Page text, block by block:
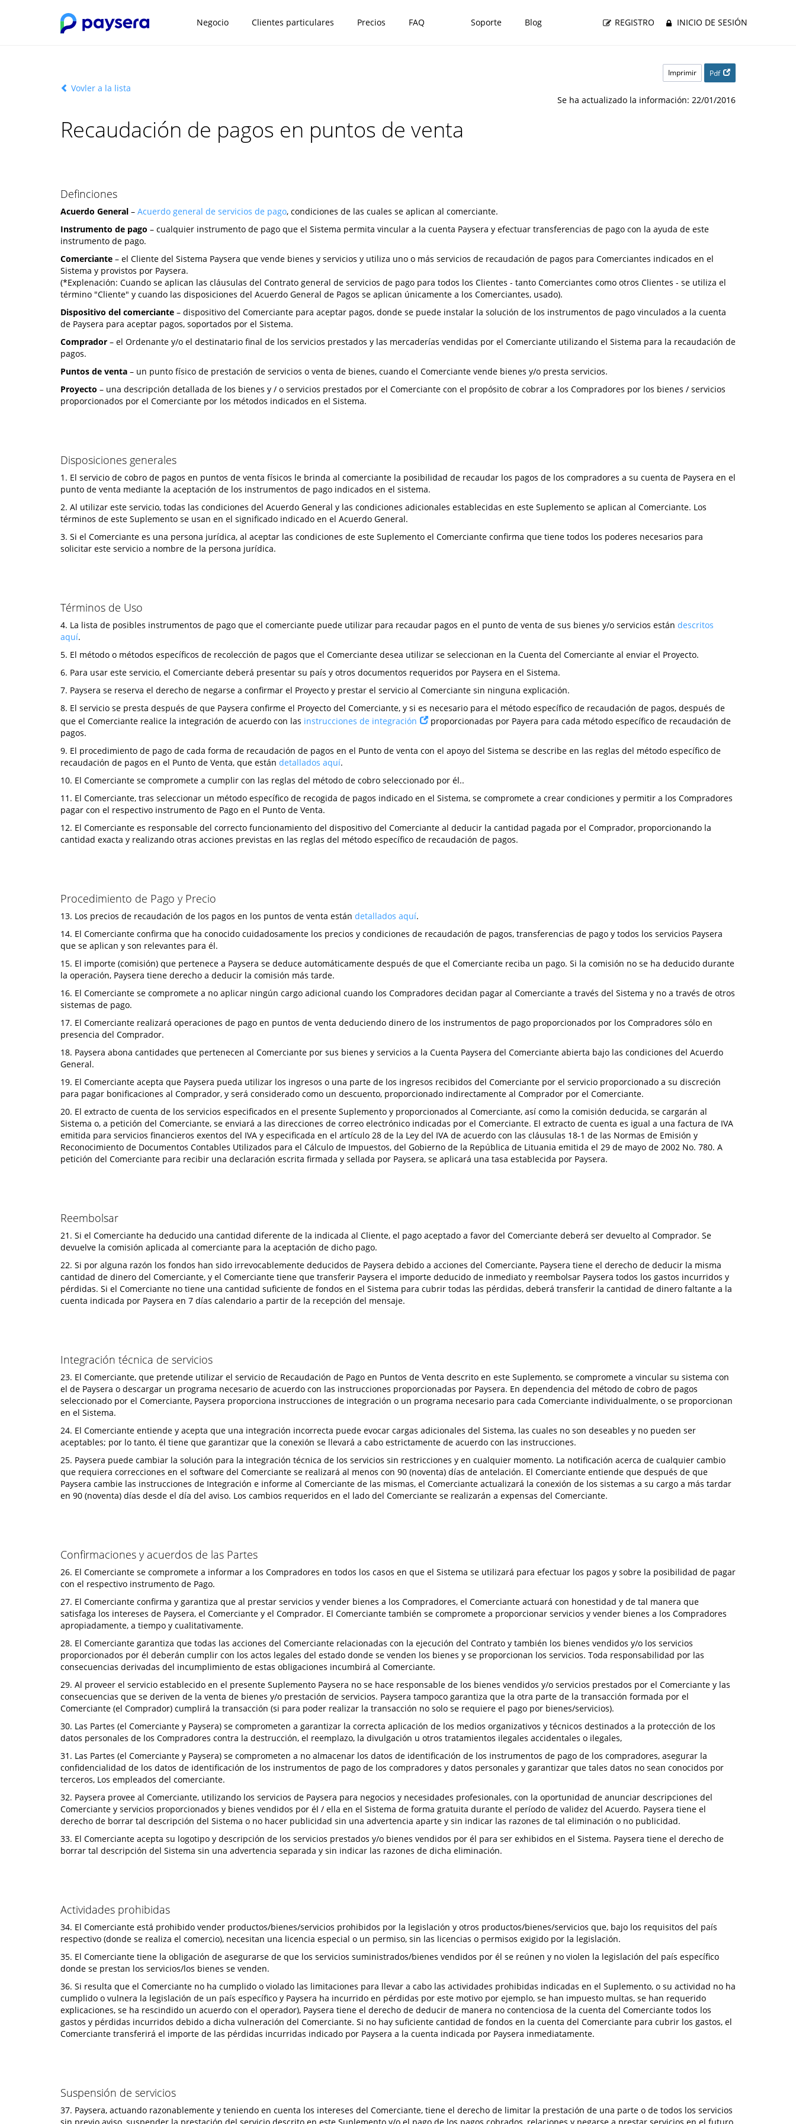
Negocio Clientes particulares Precios FAQ Soporte Blog REGISTRO INICIO DE SESIÓN
Imprimir Pdf
Vovler a la lista
Se ha actualizado la información: 22/01/2016
Recaudación de pagos en puntos de venta
Definciones
Acuerdo General – Acuerdo general de servicios de pago, condiciones de las cuales se aplican al comerciante.
Instrumento de pago – cualquier instrumento de pago que el Sistema permita vincular a la cuenta Paysera y efectuar transferencias de pago con la ayuda de este
instrumento de pago.
Comerciante – el Cliente del Sistema Paysera que vende bienes y servicios y utiliza uno o más servicios de recaudación de pagos para Comerciantes indicados en el
Sistema y provistos por Paysera.
(*Explenación: Cuando se aplican las cláusulas del Contrato general de servicios de pago para todos los Clientes - tanto Comerciantes como otros Clientes - se utiliza el
término "Cliente" y cuando las disposiciones del Acuerdo General de Pagos se aplican únicamente a los Comerciantes, usado).
Dispositivo del comerciante – dispositivo del Comerciante para aceptar pagos, donde se puede instalar la solución de los instrumentos de pago vinculados a la cuenta
de Paysera para aceptar pagos, soportados por el Sistema.
Comprador – el Ordenante y/o el destinatario final de los servicios prestados y las mercaderías vendidas por el Comerciante utilizando el Sistema para la recaudación de
pagos.
Puntos de venta – un punto físico de prestación de servicios o venta de bienes, cuando el Comerciante vende bienes y/o presta servicios.
Proyecto – una descripción detallada de los bienes y / o servicios prestados por el Comerciante con el propósito de cobrar a los Compradores por los bienes / servicios
proporcionados por el Comerciante por los métodos indicados en el Sistema.
Disposiciones generales
1. El servicio de cobro de pagos en puntos de venta físicos le brinda al comerciante la posibilidad de recaudar los pagos de los compradores a su cuenta de Paysera en el
punto de venta mediante la aceptación de los instrumentos de pago indicados en el sistema.
2. Al utilizar este servicio, todas las condiciones del Acuerdo General y las condiciones adicionales establecidas en este Suplemento se aplican al Comerciante. Los
términos de este Suplemento se usan en el significado indicado en el Acuerdo General.
3. Si el Comerciante es una persona jurídica, al aceptar las condiciones de este Suplemento el Comerciante confirma que tiene todos los poderes necesarios para
solicitar este servicio a nombre de la persona jurídica.
Términos de Uso
4. La lista de posibles instrumentos de pago que el comerciante puede utilizar para recaudar pagos en el punto de venta de sus bienes y/o servicios están descritos
aquí.
5. El método o métodos específicos de recolección de pagos que el Comerciante desea utilizar se seleccionan en la Cuenta del Comerciante al enviar el Proyecto.
6. Para usar este servicio, el Comerciante deberá presentar su país y otros documentos requeridos por Paysera en el Sistema.
7. Paysera se reserva el derecho de negarse a confirmar el Proyecto y prestar el servicio al Comerciante sin ninguna explicación.
8. El servicio se presta después de que Paysera confirme el Proyecto del Comerciante, y si es necesario para el método específico de recaudación de pagos, después de
que el Comerciante realice la integración de acuerdo con las instrucciones de integración
proporcionadas por Payera para cada método específico de recaudación de
pagos.
9. El procedimiento de pago de cada forma de recaudación de pagos en el Punto de venta con el apoyo del Sistema se describe en las reglas del método específico de
recaudación de pagos en el Punto de Venta, que están detallados aquí.
10. El Comerciante se compromete a cumplir con las reglas del método de cobro seleccionado por él..
11. El Comerciante, tras seleccionar un método específico de recogida de pagos indicado en el Sistema, se compromete a crear condiciones y permitir a los Compradores
pagar con el respectivo instrumento de Pago en el Punto de Venta.
12. El Comerciante es responsable del correcto funcionamiento del dispositivo del Comerciante al deducir la cantidad pagada por el Comprador, proporcionando la
cantidad exacta y realizando otras acciones previstas en las reglas del método específico de recaudación de pagos.
Procedimiento de Pago y Precio
13. Los precios de recaudación de los pagos en los puntos de venta están detallados aquí.
14. El Comerciante confirma que ha conocido cuidadosamente los precios y condiciones de recaudación de pagos, transferencias de pago y todos los servicios Paysera
que se aplican y son relevantes para él.
15. El importe (comisión) que pertenece a Paysera se deduce automáticamente después de que el Comerciante reciba un pago. Si la comisión no se ha deducido durante
la operación, Paysera tiene derecho a deducir la comisión más tarde.
16. El Comerciante se compromete a no aplicar ningún cargo adicional cuando los Compradores decidan pagar al Comerciante a través del Sistema y no a través de otros
sistemas de pago.
17. El Comerciante realizará operaciones de pago en puntos de venta deduciendo dinero de los instrumentos de pago proporcionados por los Compradores sólo en
presencia del Comprador.
18. Paysera abona cantidades que pertenecen al Comerciante por sus bienes y servicios a la Cuenta Paysera del Comerciante abierta bajo las condiciones del Acuerdo
General.
19. El Comerciante acepta que Paysera pueda utilizar los ingresos o una parte de los ingresos recibidos del Comerciante por el servicio proporcionado a su discreción
para pagar bonificaciones al Comprador, y será considerado como un descuento, proporcionado indirectamente al Comprador por el Comerciante.
20. El extracto de cuenta de los servicios especificados en el presente Suplemento y proporcionados al Comerciante, así como la comisión deducida, se cargarán al
Sistema o, a petición del Comerciante, se enviará a las direcciones de correo electrónico indicadas por el Comerciante. El extracto de cuenta es igual a una factura de IVA
emitida para servicios financieros exentos del IVA y especificada en el artículo 28 de la Ley del IVA de acuerdo con las cláusulas 18-1 de las Normas de Emisión y
Reconocimiento de Documentos Contables Utilizados para el Cálculo de Impuestos, del Gobierno de la República de Lituania emitida el 29 de mayo de 2002 No. 780. A
petición del Comerciante para recibir una declaración escrita firmada y sellada por Paysera, se aplicará una tasa establecida por Paysera.
Reembolsar
21. Si el Comerciante ha deducido una cantidad diferente de la indicada al Cliente, el pago aceptado a favor del Comerciante deberá ser devuelto al Comprador. Se
devuelve la comisión aplicada al comerciante para la aceptación de dicho pago.
22. Si por alguna razón los fondos han sido irrevocablemente deducidos de Paysera debido a acciones del Comerciante, Paysera tiene el derecho de deducir la misma
cantidad de dinero del Comerciante, y el Comerciante tiene que transferir Paysera el importe deducido de inmediato y reembolsar Paysera todos los gastos incurridos y
pérdidas. Si el Comerciante no tiene una cantidad suficiente de fondos en el Sistema para cubrir todas las pérdidas, deberá transferir la cantidad de dinero faltante a la
cuenta indicada por Paysera en 7 días calendario a partir de la recepción del mensaje.
Integración técnica de servicios
23. El Comerciante, que pretende utilizar el servicio de Recaudación de Pago en Puntos de Venta descrito en este Suplemento, se compromete a vincular su sistema con
el de Paysera o descargar un programa necesario de acuerdo con las instrucciones proporcionadas por Paysera. En dependencia del método de cobro de pagos
seleccionado por el Comerciante, Paysera proporciona instrucciones de integración o un programa necesario para cada Comerciante individualmente, o se proporcionan
en el Sistema.
24. El Comerciante entiende y acepta que una integración incorrecta puede evocar cargas adicionales del Sistema, las cuales no son deseables y no pueden ser
aceptables; por lo tanto, él tiene que garantizar que la conexión se llevará a cabo estrictamente de acuerdo con las instrucciones.
25. Paysera puede cambiar la solución para la integración técnica de los servicios sin restricciones y en cualquier momento. La notificación acerca de cualquier cambio
que requiera correcciones en el software del Comerciante se realizará al menos con 90 (noventa) días de antelación. El Comerciante entiende que después de que
Paysera cambie las instrucciones de Integración e informe al Comerciante de las mismas, el Comerciante actualizará la conexión de los sistemas a su cargo a más tardar
en 90 (noventa) días desde el día del aviso. Los cambios requeridos en el lado del Comerciante se realizarán a expensas del Comerciante.
Confirmaciones y acuerdos de las Partes
26. El Comerciante se compromete a informar a los Compradores en todos los casos en que el Sistema se utilizará para efectuar los pagos y sobre la posibilidad de pagar
con el respectivo instrumento de Pago.
27. El Comerciante confirma y garantiza que al prestar servicios y vender bienes a los Compradores, el Comerciante actuará con honestidad y de tal manera que
satisfaga los intereses de Paysera, el Comerciante y el Comprador. El Comerciante también se compromete a proporcionar servicios y vender bienes a los Compradores
apropiadamente, a tiempo y cualitativamente.
28. El Comerciante garantiza que todas las acciones del Comerciante relacionadas con la ejecución del Contrato y también los bienes vendidos y/o los servicios
proporcionados por él deberán cumplir con los actos legales del estado donde se venden los bienes y se proporcionan los servicios. Toda responsabilidad por las
consecuencias derivadas del incumplimiento de estas obligaciones incumbirá al Comerciante.
29. Al proveer el servicio establecido en el presente Suplemento Paysera no se hace responsable de los bienes vendidos y/o servicios prestados por el Comerciante y las
consecuencias que se deriven de la venta de bienes y/o prestación de servicios. Paysera tampoco garantiza que la otra parte de la transacción formada por el
Comerciante (el Comprador) cumplirá la transacción (si para poder realizar la transacción no solo se requiere el pago por bienes/servicios).
30. Las Partes (el Comerciante y Paysera) se comprometen a garantizar la correcta aplicación de los medios organizativos y técnicos destinados a la protección de los
datos personales de los Compradores contra la destrucción, el reemplazo, la divulgación u otros tratamientos ilegales accidentales o ilegales,
31. Las Partes (el Comerciante y Paysera) se comprometen a no almacenar los datos de identificación de los instrumentos de pago de los compradores, asegurar la
confidencialidad de los datos de identificación de los instrumentos de pago de los compradores y datos personales y garantizar que tales datos no sean conocidos por
terceros, Los empleados del comerciante.
32. Paysera provee al Comerciante, utilizando los servicios de Paysera para negocios y necesidades profesionales, con la oportunidad de anunciar descripciones del
Comerciante y servicios proporcionados y bienes vendidos por él / ella en el Sistema de forma gratuita durante el período de validez del Acuerdo. Paysera tiene el
derecho de borrar tal descripción del Sistema o no hacer publicidad sin una advertencia aparte y sin indicar las razones de tal eliminación o no publicidad.
33. El Comerciante acepta su logotipo y descripción de los servicios prestados y/o bienes vendidos por él para ser exhibidos en el Sistema. Paysera tiene el derecho de
borrar tal descripción del Sistema sin una advertencia separada y sin indicar las razones de dicha eliminación.
Actividades prohibidas
34. El Comerciante está prohibido vender productos/bienes/servicios prohibidos por la legislación y otros productos/bienes/servicios que, bajo los requisitos del país
respectivo (donde se realiza el comercio), necesitan una licencia especial o un permiso, sin las licencias o permisos exigido por la legislación.
35. El Comerciante tiene la obligación de asegurarse de que los servicios suministrados/bienes vendidos por él se reúnen y no violen la legislación del país específico
donde se prestan los servicios/los bienes se venden.
36. Si resulta que el Comerciante no ha cumplido o violado las limitaciones para llevar a cabo las actividades prohibidas indicadas en el Suplemento, o su actividad no ha
cumplido o vulnera la legislación de un país específico y Paysera ha incurrido en pérdidas por este motivo por ejemplo, se han impuesto multas, se han requerido
explicaciones, se ha rescindido un acuerdo con el operador), Paysera tiene el derecho de deducir de manera no contenciosa de la cuenta del Comerciante todos los
gastos y pérdidas incurridos debido a dicha vulneración del Comerciante. Si no hay suficiente cantidad de fondos en la cuenta del Comerciante para cubrir los gastos, el
Comerciante transferirá el importe de las pérdidas incurridas indicado por Paysera a la cuenta indicada por Paysera inmediatamente.
Suspensión de servicios
37. Paysera, actuando razonablemente y teniendo en cuenta los intereses del Comerciante, tiene el derecho de limitar la prestación de una parte o de todos los servicios